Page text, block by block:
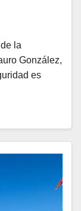
la
González,
es